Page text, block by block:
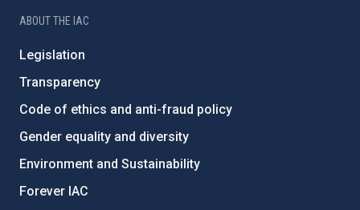
ABOUT THE IAC
Legislation
Transparency
Code of ethics and anti-fraud policy
Gender equality and diversity
Environment and Sustainability
Forever IAC